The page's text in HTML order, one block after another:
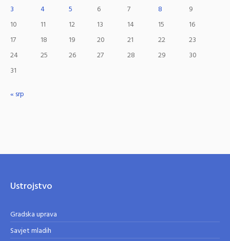
3
4 5 6 7 8
9
10
11 12 13 14 15
16
17
18 19 20 21 22
23
24
25 26 27 28 29
30
31
« srp
Ustrojstvo
Gradska uprava
Savjet mladih